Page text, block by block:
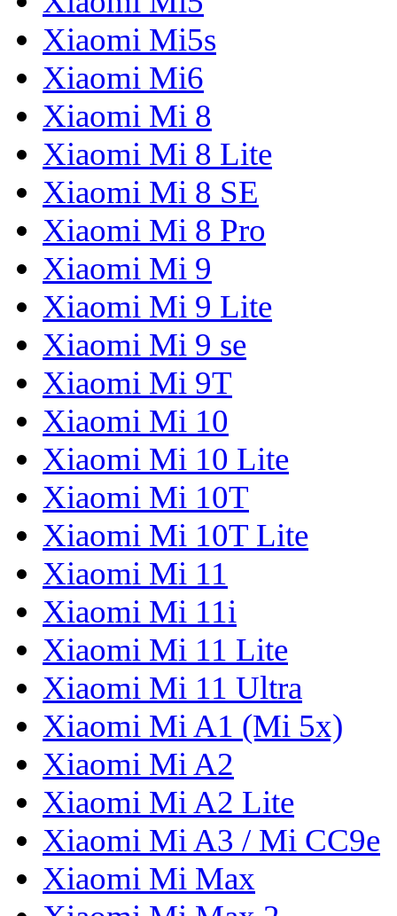
Xiaomi Mi5s
Xiaomi Mi6
Xiaomi Mi 8
Xiaomi Mi 8 Lite
Xiaomi Mi 8 SE
Xiaomi Mi 8 Pro
Xiaomi Mi 9
Xiaomi Mi 9 Lite
Xiaomi Mi 9 se
Xiaomi Mi 9T
Xiaomi Mi 10
Xiaomi Mi 10 Lite
Xiaomi Mi 10T
Xiaomi Mi 10T Lite
Xiaomi Mi 11
Xiaomi Mi 11i
Xiaomi Mi 11 Lite
Xiaomi Mi 11 Ultra
Xiaomi Mi A1 (Mi 5x)
Xiaomi Mi A2
Xiaomi Mi A2 Lite
Xiaomi Mi A3 / Mi CC9e
Xiaomi Mi Max